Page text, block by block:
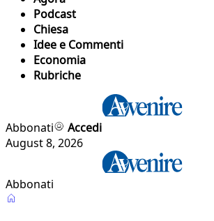
Podcast
Chiesa
Idee e Commenti
Economia
Rubriche
Abbonati
Accedi
August 8, 2026
Abbonati